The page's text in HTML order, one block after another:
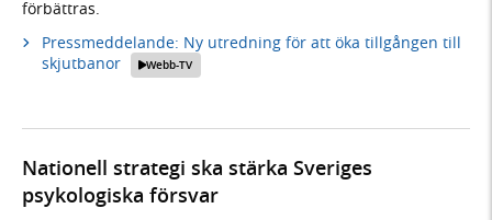
förbättras.
Pressmeddelande: Ny utredning för att öka tillgången till
skjutbanor
Webb-TV
Nationell strategi ska stärka Sveriges
psykologiska försvar